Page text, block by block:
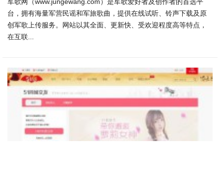
台，拥有海量军营民谣和军旅歌曲，提供在线试听、铃声下载及原
创军歌上传服务。网站以其全面、更新快、受欢迎程度高等特点，
在互联...